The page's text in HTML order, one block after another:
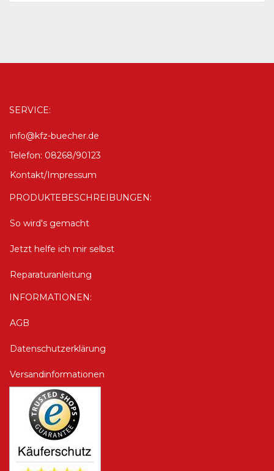
SERVICE:
info@kfz-buecher.de
Telefon: 08268/90123
Kontakt/Impressum
PRODUKTEBESCHREIBUNGEN:
So wird's gemacht
Jetzt helfe ich mir selbst
Reparaturanleitung
INFORMATIONEN:
AGB
Datenschutzerklärung
Versandinformationen